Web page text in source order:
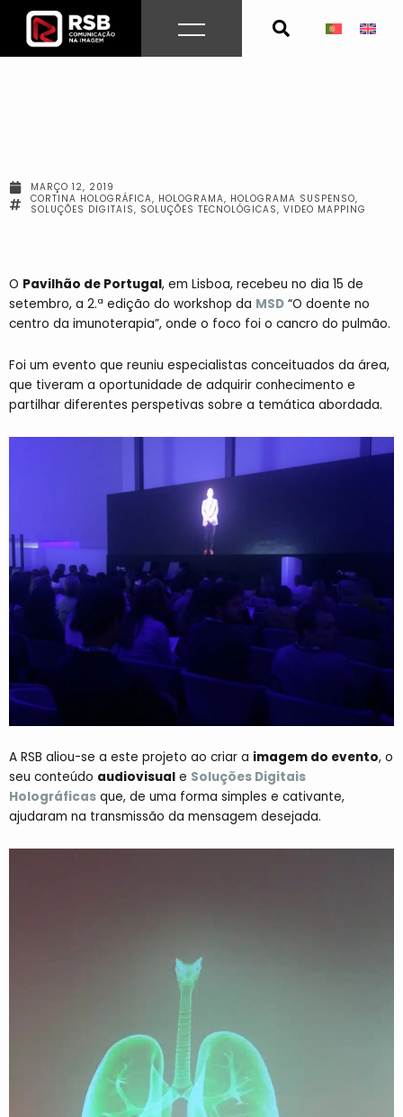
content
MARÇO 12, 2019
CORTINA HOLOGRÁFICA, HOLOGRAMA, HOLOGRAMA SUSPENSO,
SOLUÇÕES DIGITAIS, SOLUÇÕES TECNOLÓGICAS, VIDEO MAPPING
O Pavilhão de Portugal, em Lisboa, recebeu no dia 15 de
setembro, a 2.ª edição do workshop da MSD “O doente no
centro da imunoterapia”, onde o foco foi o cancro do pulmão.
Foi um evento que reuniu especialistas conceituados da área,
que tiveram a oportunidade de adquirir conhecimento e
partilhar diferentes perspetivas sobre a temática abordada.
A RSB aliou-se a este projeto ao criar a imagem do evento, o
seu conteúdo audiovisual e Soluções Digitais
Holográficas que, de uma forma simples e cativante,
ajudaram na transmissão da mensagem desejada.